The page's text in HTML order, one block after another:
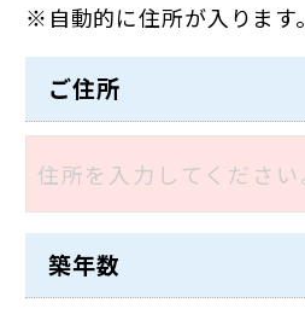
自動的に住所が入ります。
ご住所
築年数